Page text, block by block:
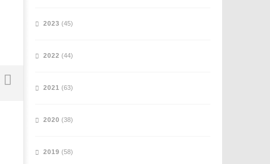
STUDIO, BRAVI NELLO SPORT"
2026-2027.
2023 (45)
2022 (44)
2021 (63)
2020 (38)
2019 (58)